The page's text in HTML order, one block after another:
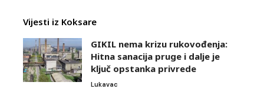
Vijesti iz Koksare
GIKIL nema krizu rukovođenja:
Hitna sanacija pruge i dalje je
ključ opstanka privrede
Lukavac